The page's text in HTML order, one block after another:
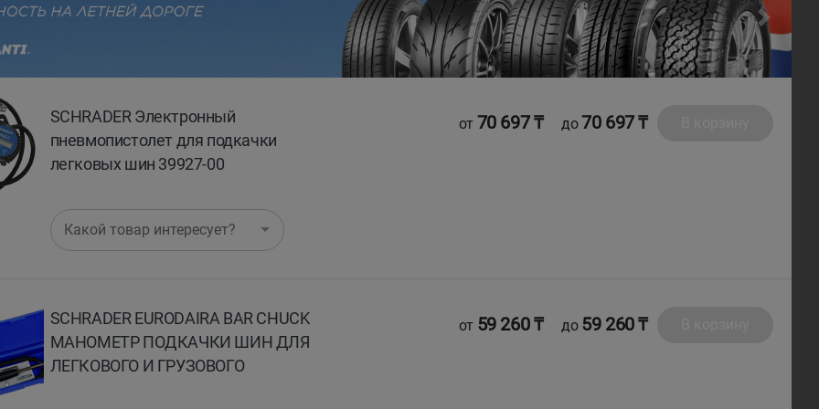
Next
SCHRADER Электронный
пневмопистолет для подкачки
легковых шин 39927-00
от 70 697 ₸ до70 697 ₸
Какой товар интересует?
SCHRADER EURODAIRA BAR CHUCK
МАНОМЕТР ПОДКАЧКИ ШИН ДЛЯ
ЛЕГКОВОГО И ГРУЗОВОГО
от 59 260 ₸ до 59 260 ₸